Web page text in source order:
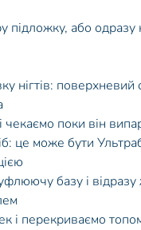
або одразу
нігтів:
поки він
це може бути
базу і
і перекриваємо